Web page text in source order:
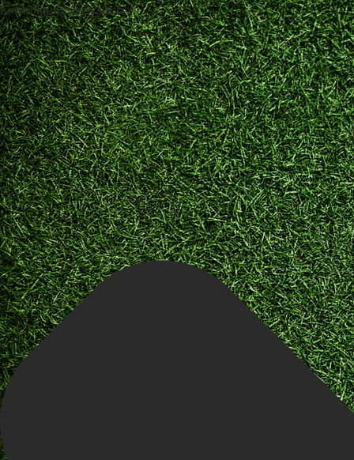
Einwilligung verwalten